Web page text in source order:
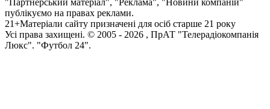
"Партнерський матеріал", "Реклама", "Новини компаній"
публікуємо на правах реклами.
21+Матеріали сайту призначені для осіб старше 21 року
Усi права захищенi. © 2005 - 2026 , ПрАТ "Телерадіокомпанія
Люкс". "Футбол 24".